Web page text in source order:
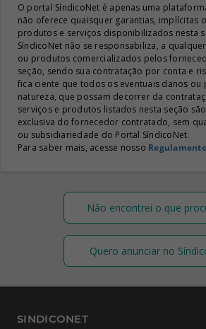
O portal SíndicoNet é apenas uma
não oferece quaisquer garantias, implícitas
produtos e serviços disponibilizados nesta
SíndicoNet não se responsabiliza, a
ou produtos comercializados pelos
seção, sendo sua contratação por conta e
fica ciente que todos os eventuais danos
natureza, que possam decorrer da
serviços e produtos listados nesta seção
exclusiva do fornecedor contratado, sem
ou subsidiariedade do Portal SíndicoNet.
Para saber mais, acesse nosso
Não encontrei o que
Quero anunciar no
SINDICONET